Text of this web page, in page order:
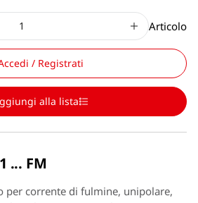
Articolo
/ Registrati
alla lista
... FM
per corrente di fulmine, unipolare,